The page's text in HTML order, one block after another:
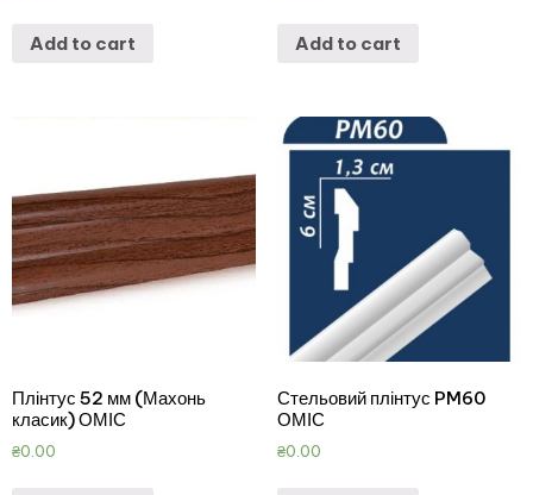
Add to cart Add to cart
Плінтус 52 мм (Махонь
класик) ОМІС
₴0.00
Стельовий плінтус PM60
ОМІС
₴0.00